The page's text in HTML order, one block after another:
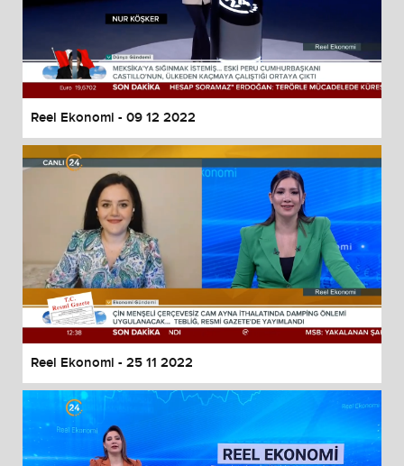
Reel Ekonomi - 09 12 2022
Reel Ekonomi - 25 11 2022